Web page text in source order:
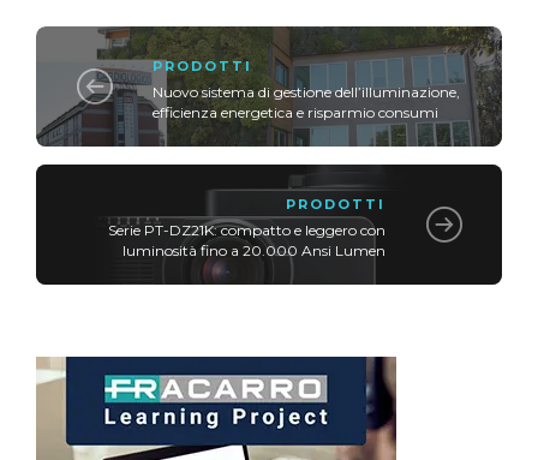
PRODOTTI
Nuovo sistema di gestione dell’illuminazione,
efficienza energetica e risparmio consumi
PRODOTTI
Serie PT-DZ21K: compatto e leggero con
luminosità fino a 20.000 Ansi Lumen